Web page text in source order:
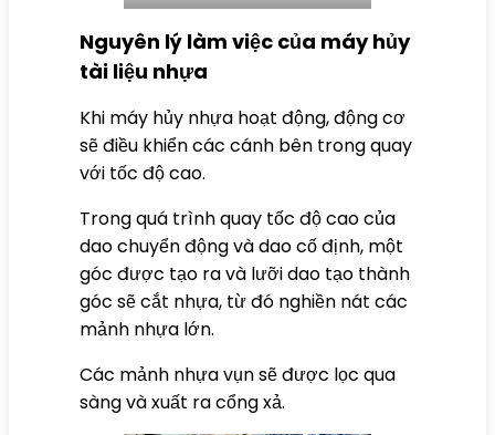
Nguyên lý làm việc của máy hủy
tài liệu nhựa
Khi máy hủy nhựa hoạt động, động cơ
sẽ điều khiển các cánh bên trong quay
với tốc độ cao.
Trong quá trình quay tốc độ cao của
dao chuyển động và dao cố định, một
góc được tạo ra và lưỡi dao tạo thành
góc sẽ cắt nhựa, từ đó nghiền nát các
mảnh nhựa lớn.
Các mảnh nhựa vụn sẽ được lọc qua
sàng và xuất ra cổng xả.